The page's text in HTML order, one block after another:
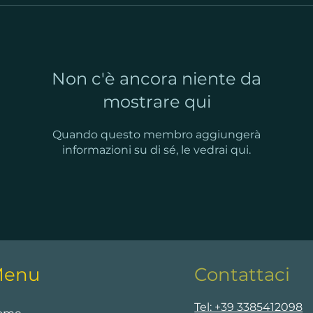
Non c'è ancora niente da
mostrare qui
Quando questo membro aggiungerà
informazioni su di sé, le vedrai qui.
Contattaci
Tel: +39 3385412098